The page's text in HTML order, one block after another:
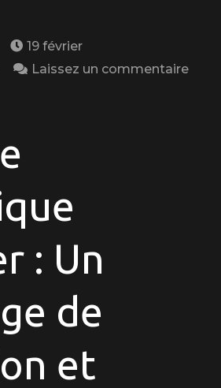
19 février
Laissez un commentaire
: Un
de
et